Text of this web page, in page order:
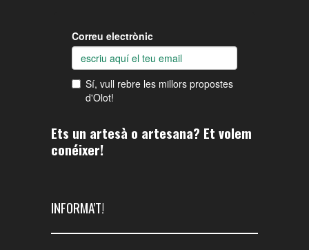
Ets un artesà o artesana? Et volem
conéixer!
INFORMA'T!